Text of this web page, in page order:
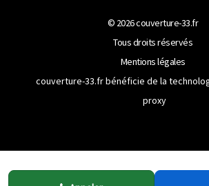
© 2026couverture-33.fr
Tous droits réservés
Mentions légales
couverture-33.fr bénéficie de la
proxy